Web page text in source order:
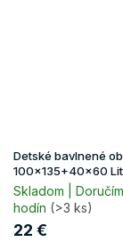
Detské bavlnené
100x135+40x60
zelená
Skladom |
hodín (>3 ks)
22 €